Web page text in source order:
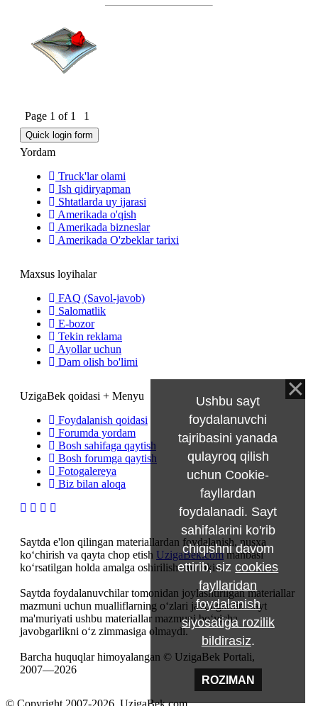
Page 1 of 1 1
Yordam
Truck'lar olami
Ish qidiryapman
Shtatlarda uy ijarasi
Amerikada o'qish
Amerikada bizneslar
Amerikada O'zbeklar tarixi
Maxsus loyihalar
FAQ (Savol-javob)
Salomatlik
E-bozor
Tekin reklama
Ayollar uchun
Dam olish bo'limi
UzigaBek qoidasi + Menyu
Foydalanish qoidasi
Forumda yordam
Bosh sahifaga qaytish
Bosh forumga qaytish
Fotogalereya
Biz bilan aloqa
Saytda e'lon qilingan materiallardan foydalanish, nusxa
ko‘chirish va qayta chop etish UzigaBek.commanbasi
ko‘rsatilgan holda amalga oshirilishi mumkin.
Saytda foydalanuvchilar tomonidan joylashtirilgan materiallar
mazmuni uchun mualliflarning o‘zlari javobgardir. Sayt
ma'muriyati ushbu materiallar mazmuni bo‘yicha
javobgarlikni o‘z zimmasiga olmaydi.
Barcha huquqlar himoyalangan © UzigaBek Portali,
2007—2026
© Copyright 2007-2026. UzigaBek.com
Ushbu sayt
foydalanuvchi
tajribasini yanada
qulayroq qilish
uchun Cookie-
fayllardan
foydalanadi. Sayt
sahifalarini ko'rib
chiqishni davom
ettirib, sizcookies
fayllaridan
foydalanish
siyosatiga rozilik
bildirasiz.
ROZIMAN